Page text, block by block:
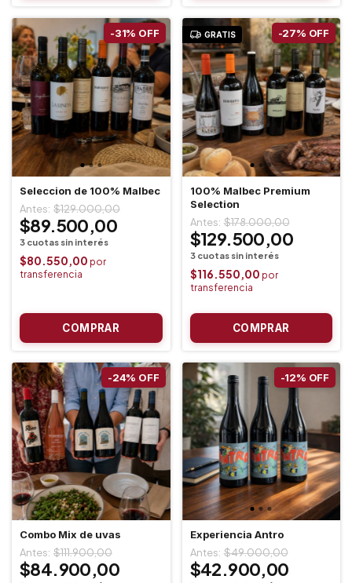
Seleccion de 100% Malbec
-31% OFF
$89.500,00
$129.000,00
$80.550,00
GRATIS
100% Malbec Premium
Selection
-27% OFF
$129.500,00
$178.000,00
$116.550,00
Combo Mix de uvas
-24% OFF
$84.900,00
$111.900,00
Experiencia Antro
-12% OFF
$42.900,00
$49.000,00